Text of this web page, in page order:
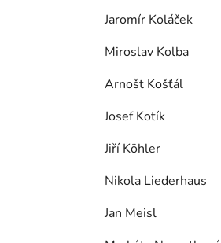
Jaromír Koláček
Miroslav Kolba
Arnošt Košťál
Josef Kotík
Jiří Köhler
Nikola Liederhaus
Jan Meisl